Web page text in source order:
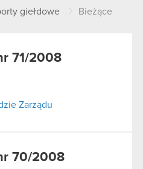
giełdowe Bieżące
71/2008
Zarządu
70/2008